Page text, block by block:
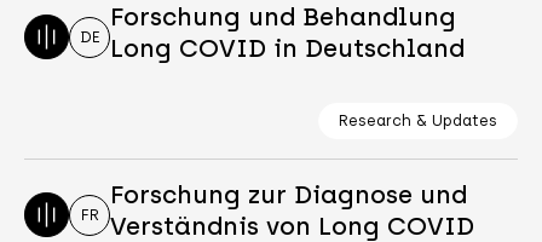
DE
Forschung und Behandlung
Long COVID in Deutschland
Research & Updates
FR
Forschung zur Diagnose und
Verständnis von Long COVID